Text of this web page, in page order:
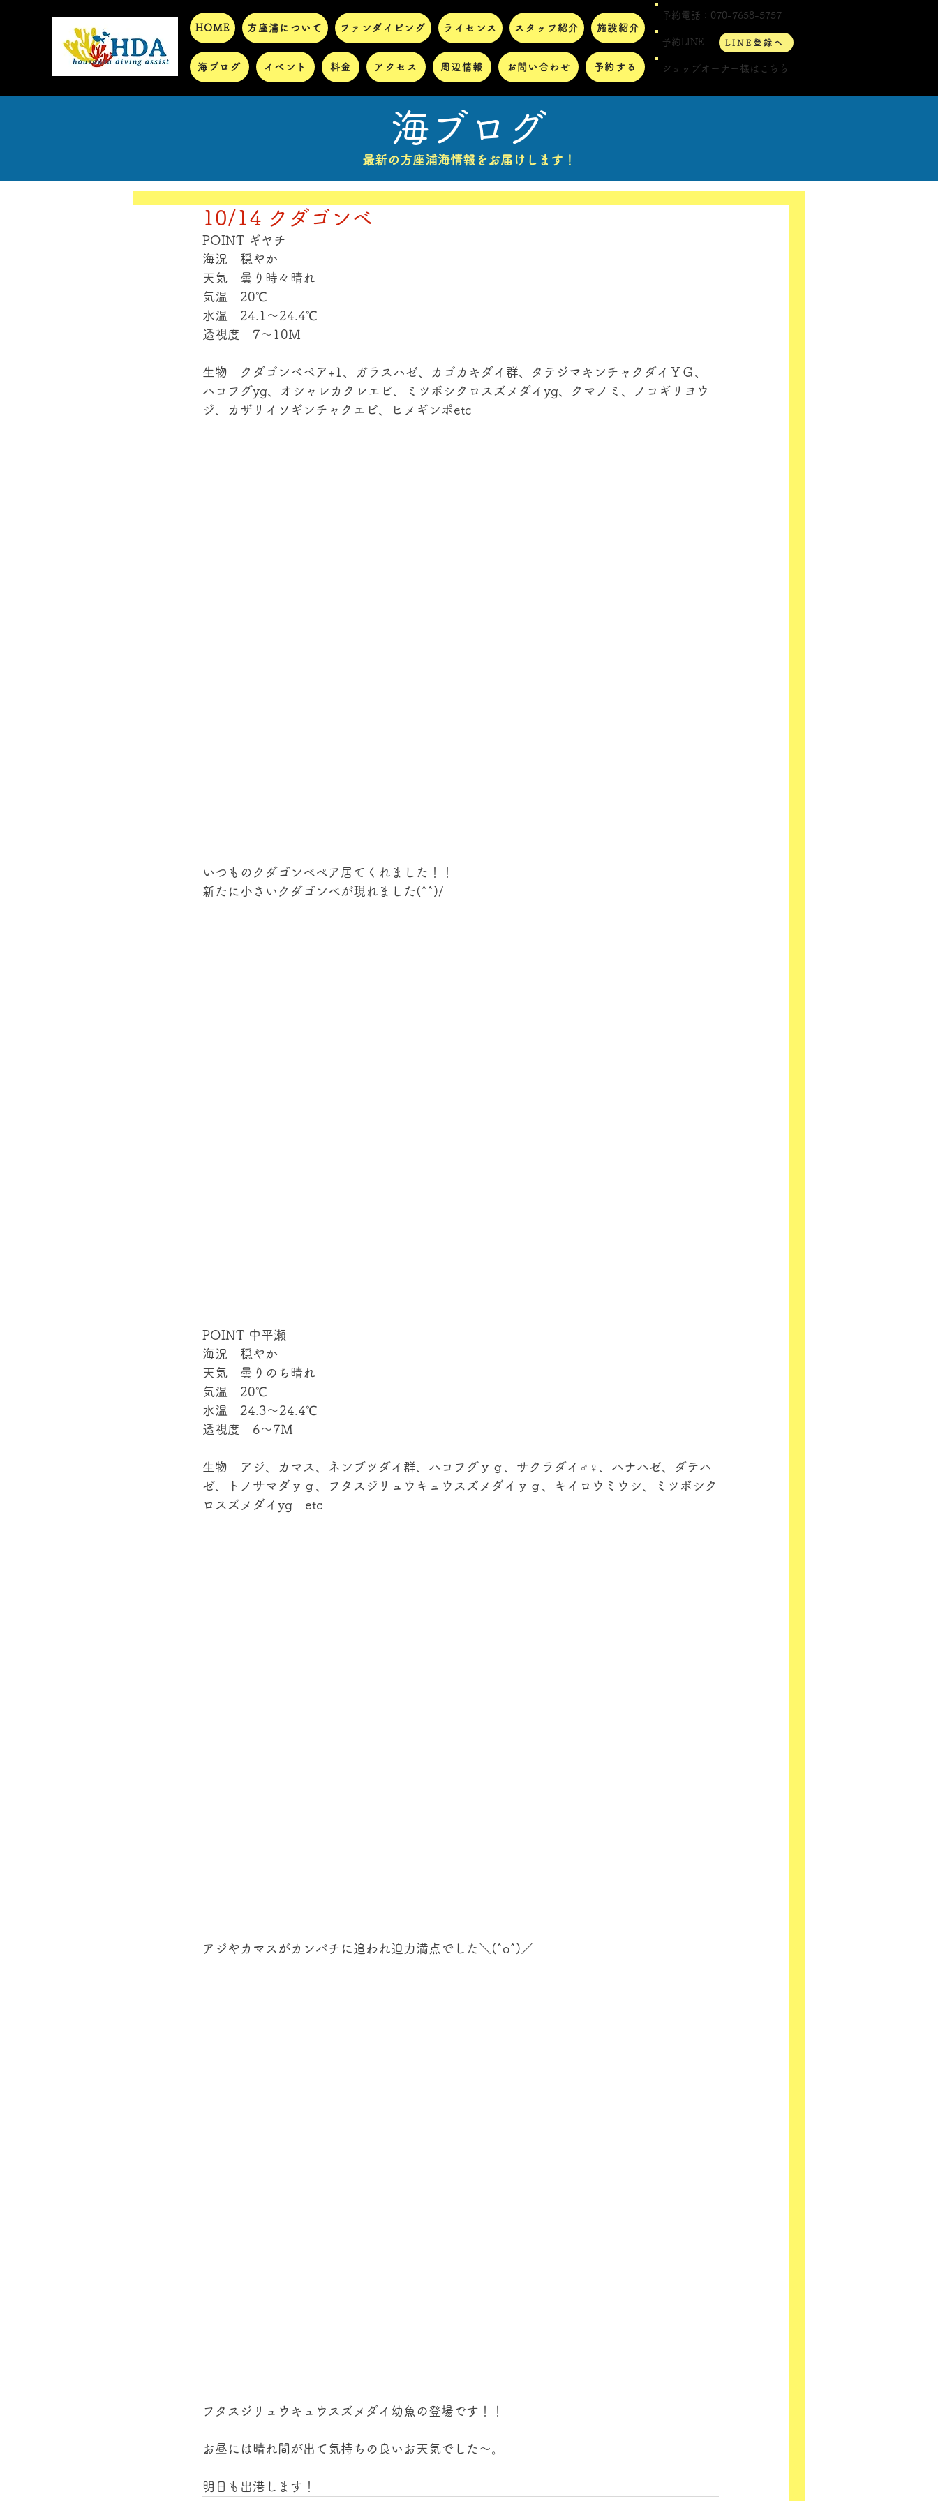
HOME 方座浦について ファンダイビング ライセンス スタッフ紹介 施設紹介
海ブログ イベント 料金 アクセス 周辺情報 お問い合わせ 予約する
予約電話： 070-7658-5757
予約LINE LINE登録へ
ショップオーナー様はこちら
海ブログ
最新の方座浦海情報をお届けします！
10/14 クダゴンベ
POINT ギヤチ
海況　穏やか
天気　曇り時々晴れ
気温　20℃
水温　24.1～24.4℃
透視度　7～10Ｍ
生物　クダゴンベペア+1、ガラスハゼ、カゴカキダイ群、タテジマキンチャクダイＹＧ、
ハコフグyg、オシャレカクレエビ、ミツボシクロスズメダイyg、クマノミ、ノコギリヨウ
ジ、カザリイソギンチャクエビ、ヒメギンポetc
いつものクダゴンベペア居てくれました！！
新たに小さいクダゴンベが現れました(^^)/
POINT 中平瀬
海況　穏やか
天気　曇りのち晴れ
気温　20℃
水温　24.3～24.4℃
透視度　6～7Ｍ
生物　アジ、カマス、ネンブツダイ群、ハコフグｙｇ、サクラダイ♂♀、ハナハゼ、ダテハ
ゼ、トノサマダｙｇ、フタスジリュウキュウスズメダイｙｇ、キイロウミウシ、ミツボシク
ロスズメダイyg　etc
アジやカマスがカンパチに追われ迫力満点でした＼(^o^)／
フタスジリュウキュウスズメダイ幼魚の登場です！！
お昼には晴れ間が出て気持ちの良いお天気でした～。
明日も出港します！